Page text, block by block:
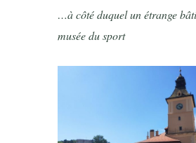
…à côté duquel un étrange
musée du sport